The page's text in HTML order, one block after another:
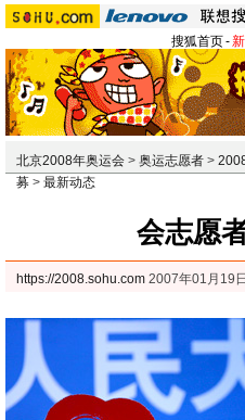
搜狐首页-
北京2008年奥运会 > 奥运志愿者 >
募 > 最新动态
会志愿
https://2008.sohu.com 2007年01月19